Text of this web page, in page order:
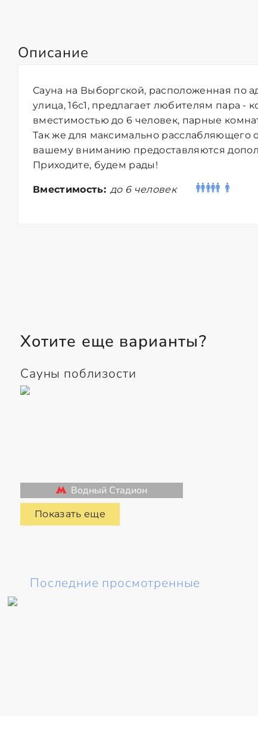
Описание
Сауна на Выборгской, расположенная по
улица, 16с1, предлагает любителям пара -
вместимостью до 6 человек, парные
Так же для максимально расслабляющего
вашему вниманию предоставляются
Приходите, будем рады!
Вместимость: до 6 человек
Хотите еще варианты?
Сауны поблизости
Водный Стадион
Показать еще
Последние просмотренные